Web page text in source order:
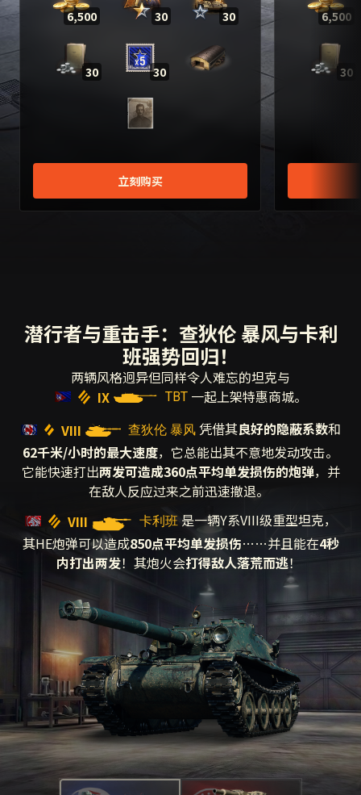
6,500 30 30
30 30
立刻购买
6,500
30
潜行者与重击手：查狄伦 暴风与卡利
班强势回归！
两辆风格迥异但同样令人难忘的坦克与
IX
TBT一起上架特惠商城。
VIII
查狄伦 暴风凭借其良好的隐蔽系数和
62千米/小时的最大速度，它总能出其不意地发动攻击。
它能快速打出两发可造成360点平均单发损伤的炮弹，并
在敌人反应过来之前迅速撤退。
VIII
卡利班是一辆Y系VIII级重型坦克，
其HE炮弹可以造成850点平均单发损伤……并且能在4秒
内打出两发！其炮火会打得敌人落荒而逃！